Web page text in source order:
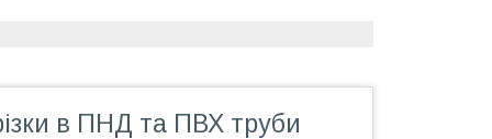
в ПНД та ПВХ труби